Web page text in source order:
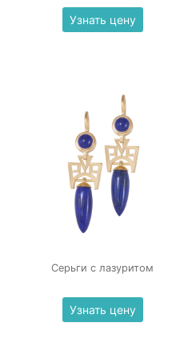
Узнать цену
Серьги с лазуритом
Узнать цену